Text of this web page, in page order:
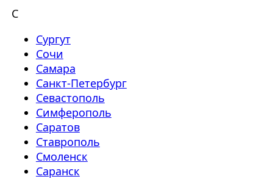
С
Сургут
Сочи
Самара
Санкт-Петербург
Севастополь
Симферополь
Саратов
Ставрополь
Смоленск
Саранск